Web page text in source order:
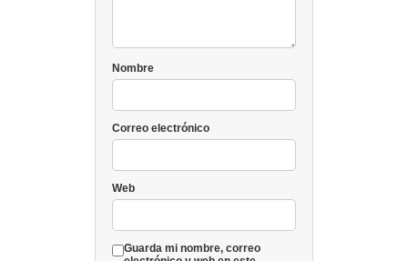
Nombre
Correo electrónico
Web
Guarda mi nombre, correo